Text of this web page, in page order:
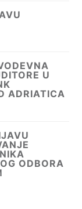
U
ADRIATICA
ODBORA